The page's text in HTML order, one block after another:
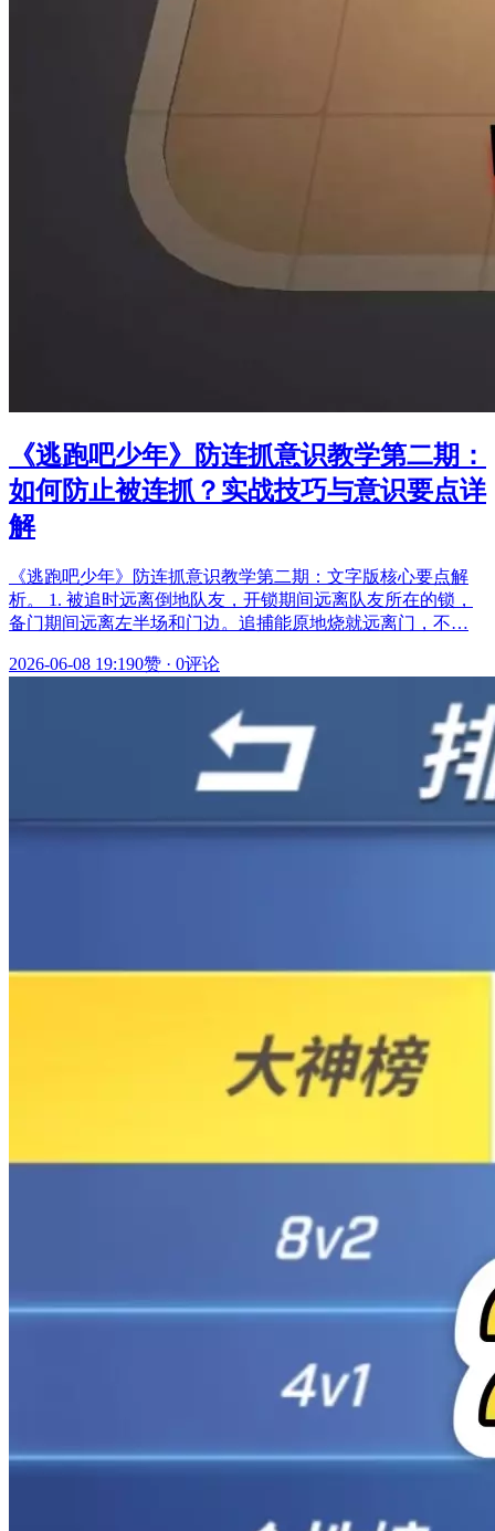
《逃跑吧少年》防连抓意识教学第二期：
如何防止被连抓？实战技巧与意识要点详
解
《逃跑吧少年》防连抓意识教学第二期：文字版核心要点解
析。 1. 被追时远离倒地队友，开锁期间远离队友所在的锁，
备门期间远离左半场和门边。追捕能原地烧就远离门，不…
2026-06-08 19:190赞 · 0评论